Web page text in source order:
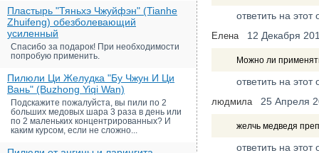
Пластырь "Тяньхэ Чжуйфэн" (Tianhe
Zhuifeng) обезболевающий
усиленный
Спасибо за подарок! При необходимости
попробую применить.
Пилюли Ци Желудка "Бу Чжун И Ци
Вань" (Buzhong Yiqi Wan)
Подскажите пожалуйста, вы пили по 2
больших медовых шара 3 раза в день или
по 2 маленьких концентрированных? И
каким курсом, если не сложно...
ответить на этот
Елена 12 Декабря
Можно ли
ответить на этот
людмила 25 Апреля
желчь медведя
ответить на этот